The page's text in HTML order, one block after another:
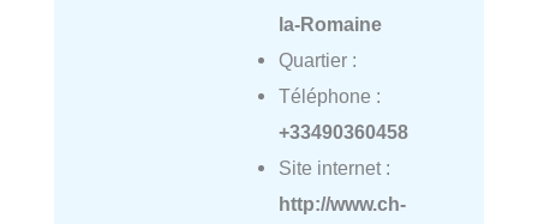
la-Romaine
Quartier :
Téléphone :
+33490360458
Site internet :
http://www.ch-